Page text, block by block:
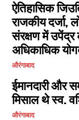
ऐतिहासिक
राजकीय
संरक्षण में
अधिकाधिक
औरंगाबाद
ईमानदारी और
मिसाल थे स्व.
औरंगाबाद